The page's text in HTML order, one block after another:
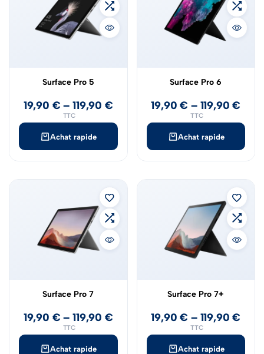
Achat rapide
Surface Pro 5
19,90 € –119,90 €
TTC
Achat rapide
Surface Pro 6
19,90€ – 119,90€
TTC
Achat rapide
Surface Pro 7
19,90 € –119,90 €
TTC
Achat rapide
Surface Pro 7+
19,90€ – 119,90€
TTC